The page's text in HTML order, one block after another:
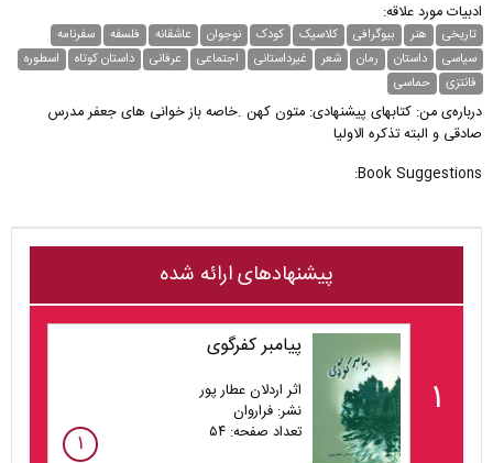
ادبیات مورد علاقه:
تاریخی هنر بیوگرافی کلاسیک کودک نوجوان عاشقانه فلسفه
سفرنامه
سیاسی
داستان رمان شعر غیر‌داستانی اجتماعی عرفانی داستان کوتاه
اسطوره
فانتزی
حماسی
درباره‌ی من: کتابهای پیشنهادی: متون کهن .خاصه باز خوانی های جعفر مدرس
صادقی و البته تذکره الاولیا
Book Suggestions:
پیشنهادهای ارائه شده
۱
پیامبر کفرگوی
اثر اردلان عطار پور
نشر: فراروان
تعداد صفحه: ۵۴
۱